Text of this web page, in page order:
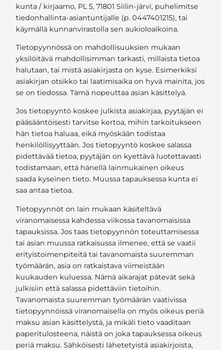
kunta / kirjaamo, PL 5, 71801 Siilin-järvi, puhelimitse
tiedonhallinta-asiantuntijalle (p. 0447401215), tai
käymällä kunnanvirastolla sen aukioloaikoina.
Tietopyynnössä on mahdollisuuksien mukaan
yksilöitävä mahdollisimman tarkasti, millaista tietoa
halutaan, tai mistä asiakirjasta on kyse. Esimerkiksi
asiakirjan otsikko tai laatimisaika on hyvä mainita, jos
se on tiedossa. Tämä nopeuttaa asian käsittelyä.
Jos tietopyyntö koskee julkista asiakirjaa, pyytäjän ei
pääsääntöisesti tarvitse kertoa, mihin tarkoitukseen
hän tietoa haluaa, eikä myöskään todistaa
henkilöllisyyttään. Jos tietopyyntö koskee salassa
pidettävää tietoa, pyytäjän on kyettävä luotettavasti
todistamaan, että hänellä lainmukainen oikeus
saada kyseinen tieto. Muussa tapauksessa kunta ei
saa antaa tietoa.
Tietopyynnöt on lain mukaan käsiteltävä
viranomaisessa kahdessa viikossa tavanomaisissa
tapauksissa. Jos taas tietopyynnön toteuttamisessa
tai asian muussa ratkaisussa ilmenee, että se vaatii
erityistoimenpiteitä tai tavanomaista suuremman
työmäärän, asia on ratkaistava viimeistään
kuukauden kuluessa. Nämä aikarajat pätevät sekä
julkisiin että salassa pidettäviin tietoihin.
Tavanomaista suuremman työmäärän vaativissa
tietopyynnöissä viranomaisella on myös oikeus periä
maksu asian käsittelystä, ja mikäli tieto vaaditaan
paperitulosteena, näistä on joka tapauksessa oikeus
periä maksu. Sähköisesti lähetetyistä asiakirjoista,